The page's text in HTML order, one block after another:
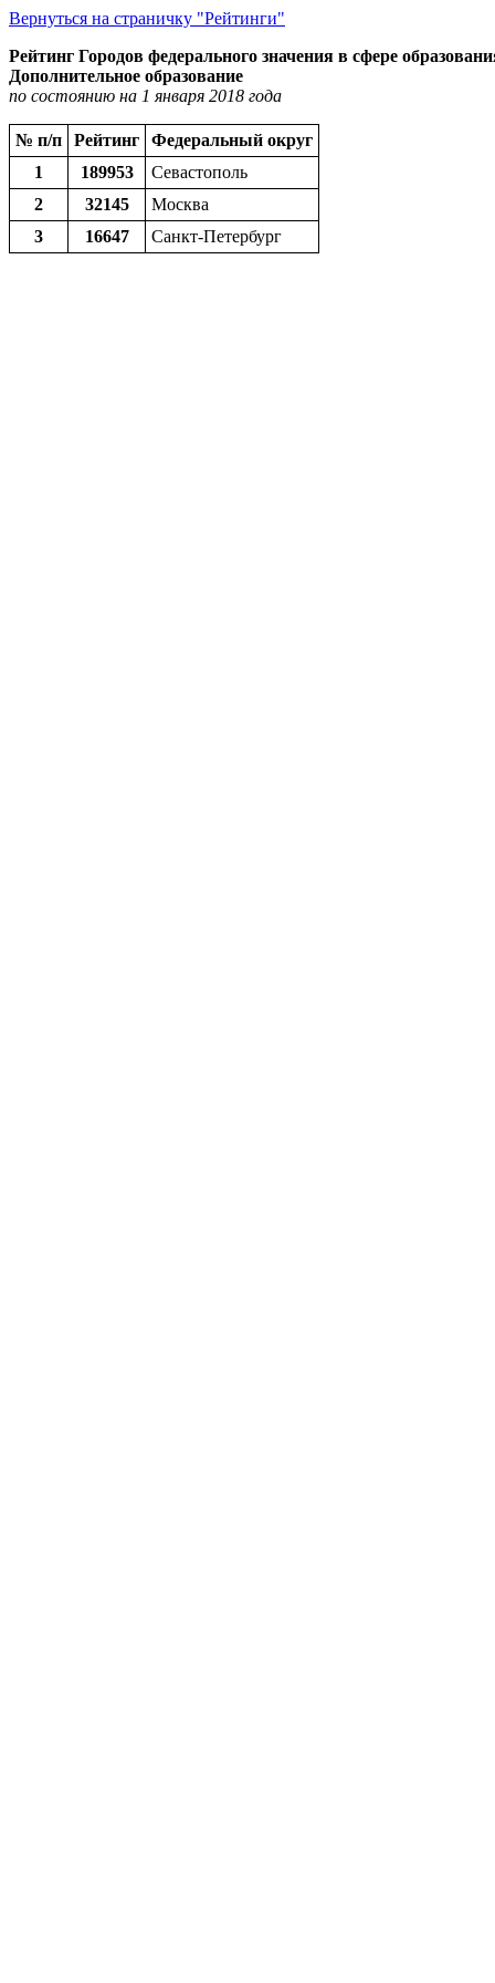
Вернуться на страничку "Рейтинги"
Рейтинг Городов федерального значения в сфере
Дополнительное образование
по состоянию на 1 января 2018 года
№ п/п Рейтинг
Федеральный округ
1
189953
Севастополь
2
32145
Москва
3
16647 Санкт-Петербург